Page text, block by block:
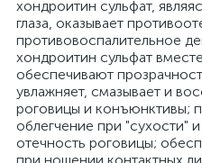
хондроитин сульфат,
глаза, оказывает
противовоспалительное
хондроитин сульфат
обеспечивают
увлажняет, смазывает и
роговицы и конъюнктивы;
облегчение при "сухости"
отечность роговицы;